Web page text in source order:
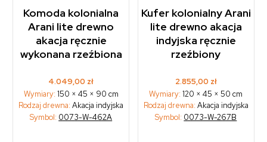
Komoda kolonialna
Arani lite drewno
akacja ręcznie
wykonana rzeźbiona
4.049,00 zł
Wymiary: 150 × 45 × 90 cm
Rodzaj drewna: Akacja indyjska
Symbol: 0073-W-462A
Kufer kolonialny Arani
lite drewno akacja
indyjska ręcznie
rzeźbiony
2.855,00 zł
Wymiary:120 × 45 × 50 cm
Rodzaj drewna: Akacja indyjska
Symbol: 0073-W-267B